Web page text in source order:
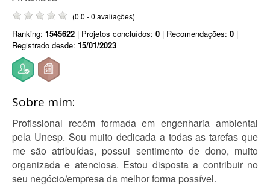
(0.0 - 0 avaliações)
Ranking: 1545622 | Projetos concluídos: 0 | Recomendações: 0 |
Registrado desde: 15/01/2023
Sobre mim:
Profissional recém formada em engenharia ambiental
pela Unesp. Sou muito dedicada a todas as tarefas que
me são atribuídas, possui sentimento de dono, muito
organizada e atenciosa. Estou disposta a contribuir no
seu negócio/empresa da melhor forma possível.